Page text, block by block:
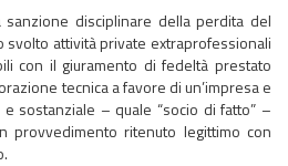
disciplinare della perdita del
attività private extraprofessionali
con il giuramento di fedeltà prestato
tecnica a favore di un’impresa e
sostanziale – quale “socio di fatto” –
provvedimento ritenuto legittimo con